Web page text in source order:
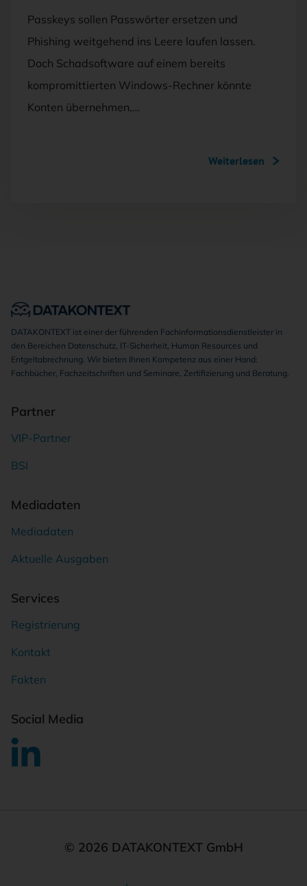
Passkeys sollen Passwörter ersetzen und
Phishing weitgehend ins Leere laufen lassen.
Doch Schadsoftware auf einem bereits
kompromittierten Windows-Rechner könnte
Konten übernehmen,…
Weiterlesen
DATAKONTEXT ist einer der führenden Fachinformationsdienstleister in
den Bereichen Datenschutz, IT-Sicherheit, Human Resources und
Entgeltabrechnung. Wir bieten Ihnen Kompetenz aus einer Hand:
Fachbücher, Fachzeitschriften und Seminare, Zertifizierung und Beratung.
Partner
VIP-Partner
BSI
Mediadaten
Mediadaten
Aktuelle Ausgaben
Services
Registrierung
Kontakt
Fakten
Social Media
© 2026 DATAKONTEXT GmbH